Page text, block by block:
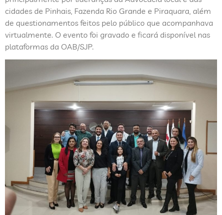
cidades de Pinhais, Fazenda Rio Grande e Piraquara, além
de questionamentos feitos pelo público que acompanhava
virtualmente. O evento foi gravado e ficará disponível nas
plataformas da OAB/SJP.